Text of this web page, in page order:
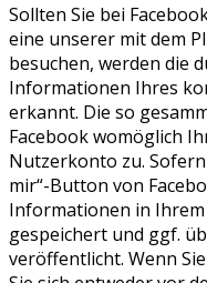
Sollten Sie bei
eine unserer mit dem
besuchen, werden die
Informationen Ihres
erkannt. Die so
Facebook womöglich
Nutzerkonto zu. Sofern
mir“-Button von
Informationen in
gespeichert und ggf.
veröffentlicht. Wenn